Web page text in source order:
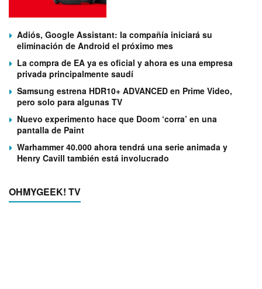
Adiós, Google Assistant: la compañía iniciará su
eliminación de Android el próximo mes
La compra de EA ya es oficial y ahora es una empresa
privada principalmente saudí
Samsung estrena HDR10+ ADVANCED en Prime Video,
pero solo para algunas TV
Nuevo experimento hace que Doom ‘corra’ en una
pantalla de Paint
Warhammer 40.000 ahora tendrá una serie animada y
Henry Cavill también está involucrado
OHMYGEEK! TV